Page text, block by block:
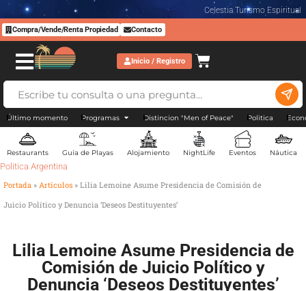
Celestia Turismo Espiritual
Compra/Vende/Renta Propiedad Contacto
Inicio / Registro
Último momento Programas Distincion "Men of Peace" Politica
Restaurants Guía de Playas Alojamiento NightLife Eventos Náutica
Politica Argentina
Portada » Artículos » Lilia Lemoine Asume Presidencia de Comisión de
Juicio Político y Denuncia ‘Deseos Destituyentes’
Lilia Lemoine Asume Presidencia de
Comisión de Juicio Político y
Denuncia ‘Deseos Destituyentes’